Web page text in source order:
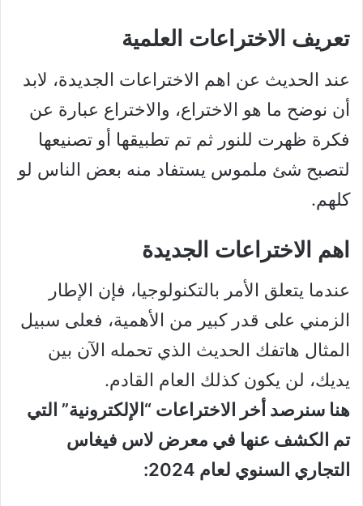
تعريف الاختراعات العلمية
عند الحديث عن اهم الاختراعات الجديدة، لابد
أن نوضح ما هو الاختراع، والاختراع عبارة عن
فكرة ظهرت للنور ثم تم تطبيقها أو تصنيعها
لتصبح شئ ملموس يستفاد منه بعض الناس لو
كلهم.
اهم الاختراعات الجديدة
عندما يتعلق الأمر بالتكنولوجيا، فإن الإطار
الزمني على قدر كبير من الأهمية، فعلى سبيل
المثال هاتفك الحديث الذي تحمله الآن بين
يديك، لن يكون كذلك العام القادم.
هنا سنرصد أخر الاختراعات “الإلكترونية” التي
تم الكشف عنها في معرض لاس فيغاس
التجاري السنوي لعام 2024: